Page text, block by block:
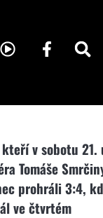
v sobotu 21.
Tomáše
prohráli 3:4,
ve čtvrtém